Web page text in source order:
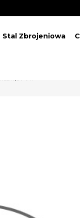
Stal Zbrojeniowa